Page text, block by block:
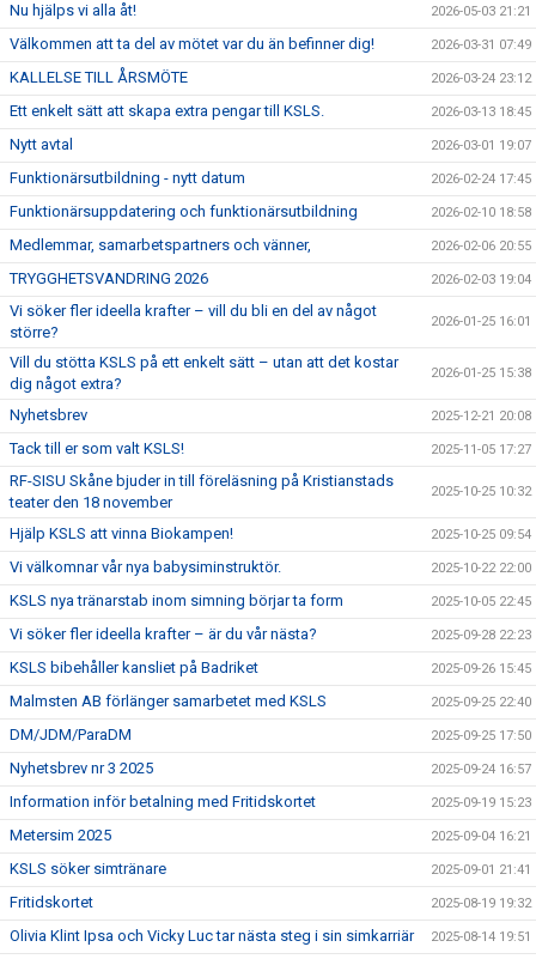
Nu hjälps vi alla åt! 2026-05-03 21:21
Välkommen att ta del av mötet var du än befinner dig! 2026-03-31 07:49
KALLELSE TILL ÅRSMÖTE 2026-03-24 23:12
Ett enkelt sätt att skapa extra pengar till KSLS. 2026-03-13 18:45
Nytt avtal 2026-03-01 19:07
Funktionärsutbildning - nytt datum 2026-02-24 17:45
Funktionärsuppdatering och funktionärsutbildning 2026-02-10 18:58
Medlemmar, samarbetspartners och vänner, 2026-02-06 20:55
TRYGGHETSVANDRING 2026 2026-02-03 19:04
Vi söker fler ideella krafter – vill du bli en del av något
större?
2026-01-25 16:01
Vill du stötta KSLS på ett enkelt sätt – utan att det kostar
dig något extra?
2026-01-25 15:38
Nyhetsbrev 2025-12-21 20:08
Tack till er som valt KSLS! 2025-11-05 17:27
RF-SISU Skåne bjuder in till föreläsning på Kristianstads
teater den 18 november
2025-10-25 10:32
Hjälp KSLS att vinna Biokampen! 2025-10-25 09:54
Vi välkomnar vår nya babysiminstruktör. 2025-10-22 22:00
KSLS nya tränarstab inom simning börjar ta form 2025-10-05 22:45
Vi söker fler ideella krafter – är du vår nästa? 2025-09-28 22:23
KSLS bibehåller kansliet på Badriket 2025-09-26 15:45
Malmsten AB förlänger samarbetet med KSLS 2025-09-25 22:40
DM/JDM/ParaDM 2025-09-25 17:50
Nyhetsbrev nr 3 2025 2025-09-24 16:57
Information inför betalning med Fritidskortet 2025-09-19 15:23
Metersim 2025 2025-09-04 16:21
KSLS söker simtränare 2025-09-01 21:41
Fritidskortet 2025-08-19 19:32
Olivia Klint Ipsa och Vicky Luc tar nästa steg i sin simkarriär 2025-08-14 19:51